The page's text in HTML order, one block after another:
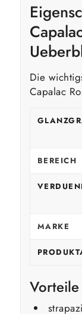
Die
Capalac
BEREICH
MARKE